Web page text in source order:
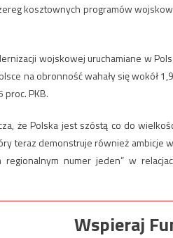
kosztownych programów
wojskowej uruchamiane w
na obronność wahały się wokół
proc. PKB.
że Polska jest szóstą co do
teraz demonstruje również ambicje
regionalnym numer jeden” w
Wspieraj